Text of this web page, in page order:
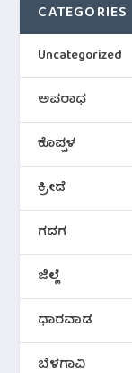
CATEGORIES
Uncategorized
ಅಪರಾಧ
ಕೊಪ್ಪಳ
ಕ್ರೀಡೆ
ಗದಗ
ಜಿಲ್ಲೆ
ಧಾರವಾಡ
ಬೆಳಗಾವಿ